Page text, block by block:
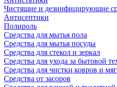
Чистящие и дезинфицирующие
Антисептики
Полироль
Средства для мытья пола
Средства для мытья посуды
Средства для стекол и зеркал
Средства для ухода за бытовой
Средства для чистки ковров и
Средства от засоров